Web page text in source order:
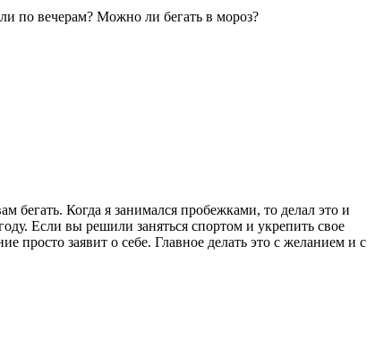
по вечерам? Можно ли бегать в мороз?
бегать. Когда я занимался пробежками, то делал это и
Если вы решили заняться спортом и укрепить свое
просто заявит о себе. Главное делать это с желанием и с